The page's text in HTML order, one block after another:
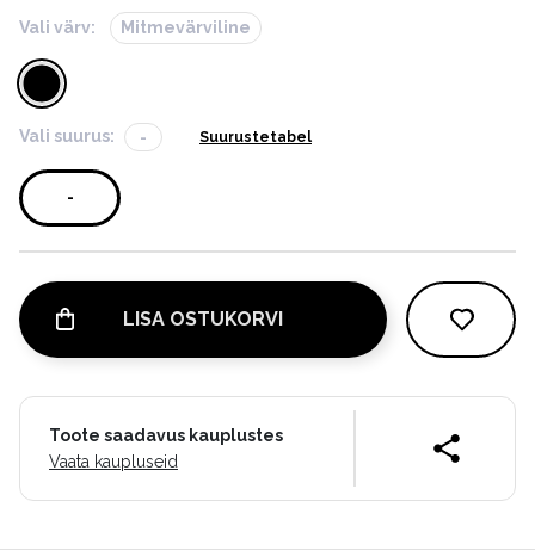
Vali värv: Mitmevärviline
Vali suurus: - Suurustetabel
-
LISA OSTUKORVI
Toote saadavus kauplustes
Vaata kaupluseid